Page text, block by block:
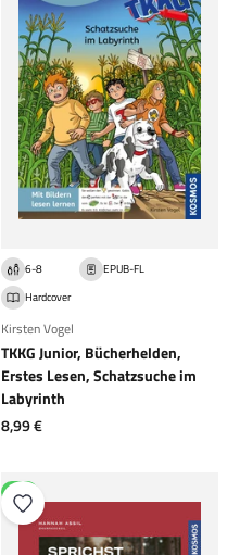
6-8
EPUB-FL
Hardcover
Kirsten Vogel
TKKG Junior, Bücherhelden,
Erstes Lesen, Schatzsuche im
Labyrinth
Angebot
8,99 €
NEU